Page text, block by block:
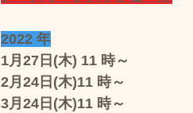
2022 年
1月27日(木) 11 時～
2月24日(木)11 時～
3月24日(木)11 時～